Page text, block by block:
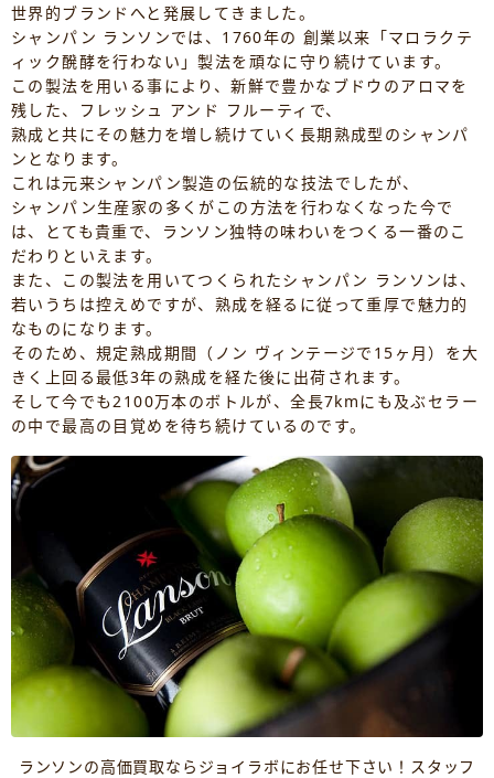
世界的ブランドへと発展してきました。
シャンパン ランソンでは、1760年の 創業以来「マロラクテ
ィック醗酵を行わない」製法を頑なに守り続けています。
この製法を用いる事により、新鮮で豊かなブドウのアロマを
残した、フレッシュ アンド フルーティで、
熟成と共にその魅力を増し続けていく長期熟成型のシャンパ
ンとなります。
これは元来シャンパン製造の伝統的な技法でしたが、
シャンパン生産家の多くがこの方法を行わなくなった今で
は、とても貴重で、ランソン独特の味わいをつくる一番のこ
だわりといえます。
また、この製法を用いてつくられたシャンパン ランソンは、
若いうちは控えめですが、熟成を経るに従って重厚で魅力的
なものになります。
そのため、規定熟成期間（ノン ヴィンテージで15ヶ月）を大
きく上回る最低3年の熟成を経た後に出荷されます。
そして今でも2100万本のボトルが、全長7kmにも及ぶセラー
の中で最高の目覚めを待ち続けているのです。
ランソンの高価買取ならジョイラボにお任せ下さい！スタッフ